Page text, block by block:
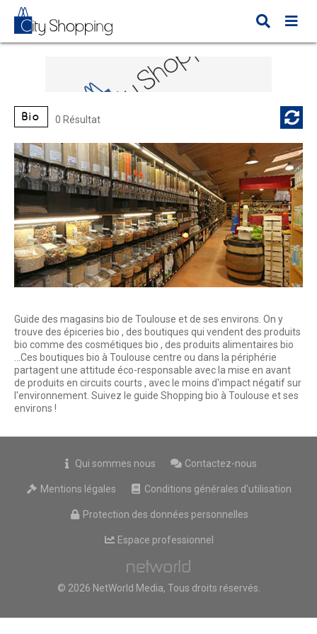
Bio 0 Résultat
Guide des magasins bio de Toulouse et de ses environs. On y
trouve des épiceries bio , des boutiques qui vendent des produits
bio comme des cosmétiques bio , des produits alimentaires bio
...Ces boutiques bio à Toulouse centre ou dans la périphérie
partagent une attitude éco-responsable avec la mise en avant
de produits en circuits courts , avec le moins d'impact négatif sur
l'environnement. Suivez le guide Shopping bio à Toulouse et ses
environs !
Qui sommes nous Contactez-nous
Mentions légales Conditions générales d'utilisation
Protection des données personnelles
Espace professionnel
© 2026 NetWorld Media, Tous droits réservés.